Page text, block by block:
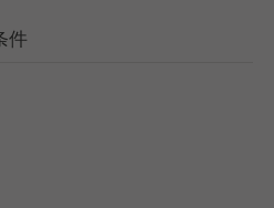
件